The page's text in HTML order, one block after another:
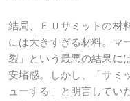
結局、ＥＵサミットの材
には大きすぎる材料。マ
裂」という最悪の結果に
安堵感。しかし、「サミ
ューする」と明言してい